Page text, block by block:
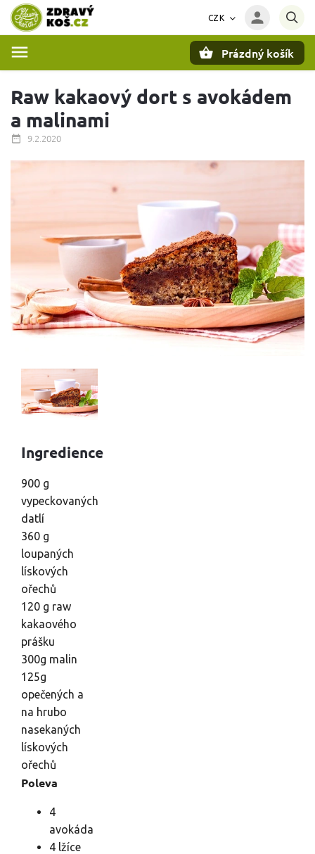
CZK
Prázdný košík
Raw kakaový dort s avokádem
a malinami
9.2.2020
Ingredience
900 g
vypeckovaných
datlí
360 g
loupaných
lískových
ořechů
120 g raw
kakaového
prášku
300g malin
125g
opečených a
na hrubo
nasekaných
lískových
ořechů
Poleva
4
avokáda
4 lžíce